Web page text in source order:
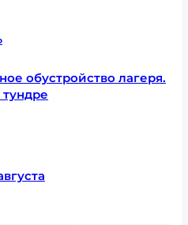
обустройство лагеря.